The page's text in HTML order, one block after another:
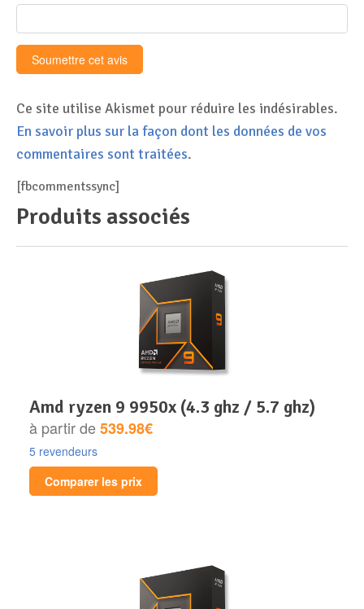
Ce site utilise Akismet pour réduire les indésirables.
En savoir plus sur la façon dont les données de vos
commentaires sont traitées.
[fbcommentssync]
Produits associés
amd ryzen 9 9950x (4.3 ghz / 5.7 ghz)
à partir de539.98€
5 revendeurs
Comparer les prix